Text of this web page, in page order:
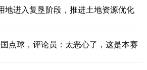
地进入复垦阶段，推进土地资源优化
点球，评论员：太恶心了，这是本赛